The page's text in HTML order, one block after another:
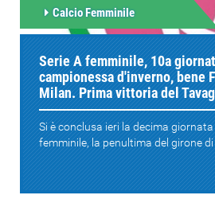
Calcio Femminile
Serie A femminile, 10a
campionessa d'inverno, bene
Milan. Prima vittoria del
Si è conclusa ieri la decima giornata
femminile, la penultima del girone